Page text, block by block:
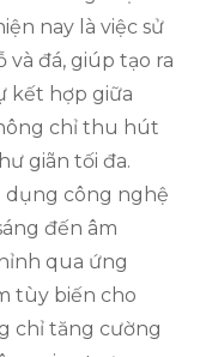
nay là việc sử
đá, giúp tạo ra
kết hợp giữa
chỉ thu hút
giãn tối đa.
dụng công nghệ
đến âm
qua ứng
tùy biến cho
chỉ tăng cường